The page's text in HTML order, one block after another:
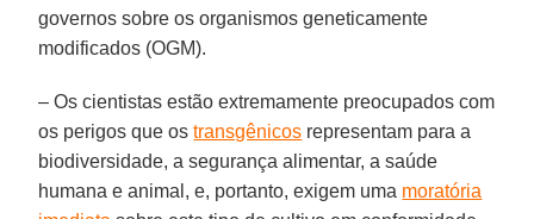
governos sobre os organismos geneticamente
modificados (OGM).
– Os cientistas estão extremamente preocupados com
os perigos que ostransgênicos representam para a
biodiversidade, a segurança alimentar, a saúde
humana e animal, e, portanto, exigem uma moratória